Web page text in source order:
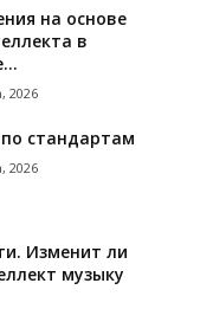
на основе
в
2026
стандартам
2026
Изменит ли
музыку